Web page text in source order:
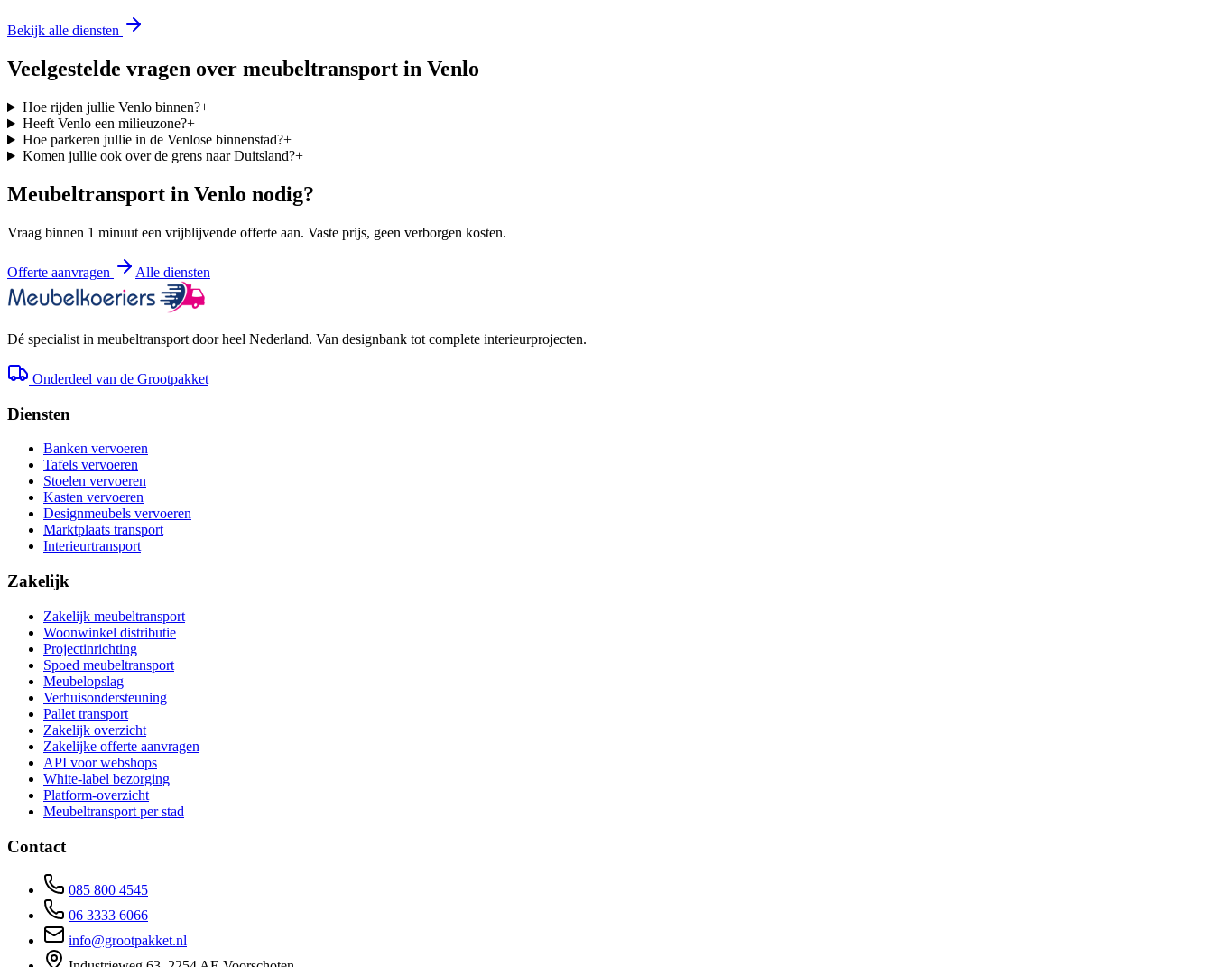
Bekijk alle diensten
Veelgestelde vragen over meubeltransport in Venlo
Hoe rijden jullie Venlo binnen?+
Heeft Venlo een milieuzone?+
Hoe parkeren jullie in de Venlose binnenstad?+
Komen jullie ook over de grens naar Duitsland?+
Meubeltransport in Venlo nodig?
Vraag binnen 1 minuut een vrijblijvende offerte aan. Vaste prijs, geen verborgen kosten.
Offerte aanvragen Alle diensten
Dé specialist in meubeltransport door heel Nederland. Van designbank tot complete interieurprojecten.
Onderdeel van de Grootpakket
Diensten
Banken vervoeren
Tafels vervoeren
Stoelen vervoeren
Kasten vervoeren
Designmeubels vervoeren
Marktplaats transport
Interieurtransport
Zakelijk
Zakelijk meubeltransport
Woonwinkel distributie
Projectinrichting
Spoed meubeltransport
Meubelopslag
Verhuisondersteuning
Pallet transport
Zakelijk overzicht
Zakelijke offerte aanvragen
API voor webshops
White-label bezorging
Platform-overzicht
Meubeltransport per stad
Contact
085 800 4545
06 3333 6066
info@grootpakket.nl